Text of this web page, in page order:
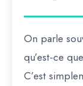
On parle
qu’est-ce
C’est